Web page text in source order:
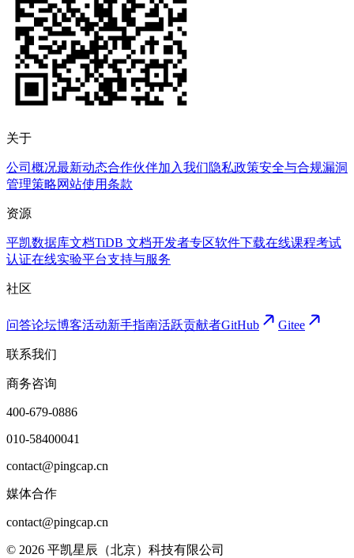
关于
公司概况最新动态合作伙伴加入我们隐私政策安全与合规漏洞
管理策略网站使用条款
资源
平凯数据库文档TiDB 文档开发者专区软件下载在线课程考试
认证在线实验平台支持与服务
社区
问答论坛博客活动新手指南活跃贡献者GitHub Gitee
联系我们
商务咨询
400-679-0886
010-58400041
contact@pingcap.cn
媒体合作
contact@pingcap.cn
© 2026 平凯星辰（北京）科技有限公司